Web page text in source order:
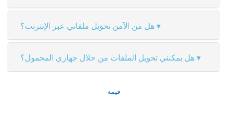
هل من الآمن تحويل ملفاتي عبر الإنترنت؟
هل يمكنني تحويل الملفات من خلال جهازي المحمول؟
قيمه